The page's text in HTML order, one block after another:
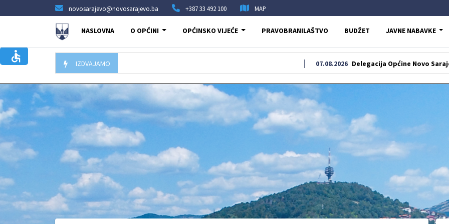
novosarajevo@novosarajevo.ba +387 33 492 100 MAP
NASLOVNA O OPĆINI OPĆINSKO VIJEĆE PRAVOBRANILAŠTVO BUDŽET JAVNE NABAVKE
IZDVAJAMO Delegacija Općine Novo Sarajevo odala